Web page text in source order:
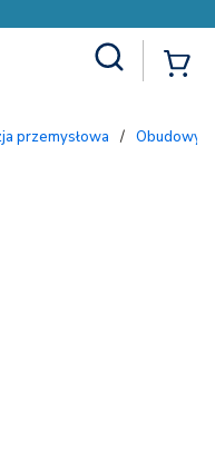
przemysłowa / Obudowy